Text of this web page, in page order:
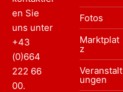
en Sie
uns unter
+43
(0)664
222 66
00.
Fotos
Marktplat
z
Veranstalt
ungen